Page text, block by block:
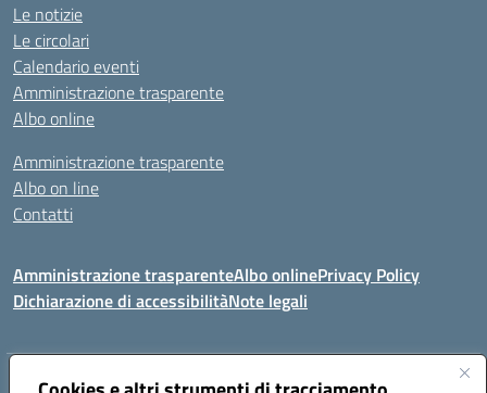
Le notizie
Le circolari
Calendario eventi
Amministrazione trasparente
Albo online
Amministrazione trasparente
Albo on line
Contatti
Amministrazione trasparenteAlbo onlinePrivacy Policy
Dichiarazione di accessibilitàNote legali
Indirizzo:Via Tirso, 07011 Bono (SS)